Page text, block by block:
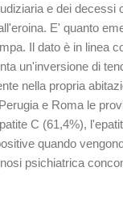
e dei
E' quanto
Il dato è in linea
un'inversione di
nella propria
e Roma le
C (61,4%),
quando
psichiatrica